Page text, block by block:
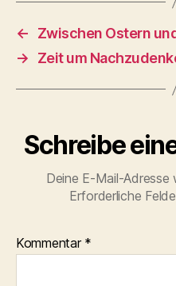
←
Zwischen Ostern
→
Zeit um
Schreibe
Deine E-Mail-
Erforderliche
Kommentar *